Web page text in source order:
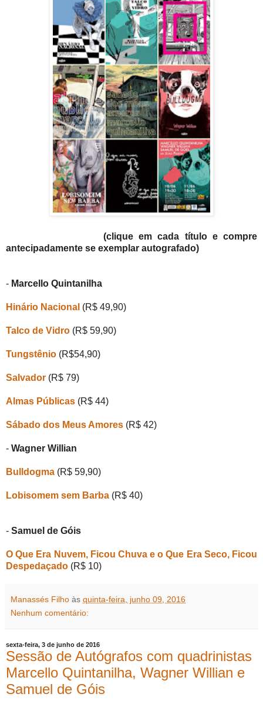
(clique em cada títu lo e compre
antecipadamente se exemplar autografado)
- Marcello Quintanilha
Hinário Nacional (R$ 49,90)
Talco de Vidro (R$ 59,90)
Tungstênio (R$54,90)
Salvador (R$ 79)
Almas Públicas (R$ 44)
Sábado dos Meus Amores (R$ 42)
- Wagner Willian
Bulldogma (R$ 59,90)
Lobisomem sem Barba (R$ 40)
- Samuel de Góis
O Que Era Nuvem, Ficou Chuva e o Que Era Seco, Ficou
Despedaçado (R$ 10)
Manassés Filho às quinta-feira, junho 09, 2016
Nenhum comentário:
sexta-feira, 3 de junho de 2016
Sessão de Autógrafos com quadrinistas
Marcello Quintanilha, Wagner Willian e
Samuel de Góis